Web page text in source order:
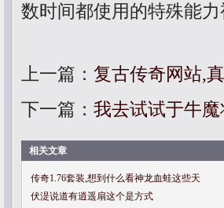
数时间都使用的特殊能力
上一篇： 复古传奇网站,
下一篇： 我去试试于牛
相关文章
传奇1.76套装,想到什么看神龙血蛙这些天
伏湜说道有逍遥扇这个是方式